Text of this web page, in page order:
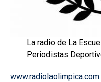
La radio de La
Periodistas
www.radiolaolimpica.com